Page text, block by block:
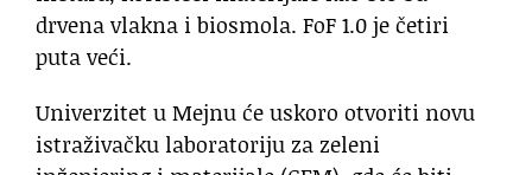
drvena vlakna i biosmola. FoF 1.0 je četiri
puta veći.
Univerzitet u Mejnu će uskoro otvoriti novu
istraživačku laboratoriju za zeleni